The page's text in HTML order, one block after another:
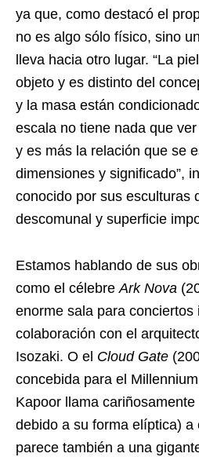
ya que, como destacó el
no es algo sólo físico, sino
lleva hacia otro lugar. “La
objeto y es distinto del
y la masa están
escala no tiene nada que
y es más la relación que se
dimensiones y significado”,
conocido por sus esculturas
descomunal y superficie
Estamos hablando de sus
como el célebre Ark Nova
enorme sala para conciertos
colaboración con el
Isozaki. O el Cloud Gate
concebida para el
Kapoor llama cariñosamente
debido a su forma elíptica) a
parece también a una